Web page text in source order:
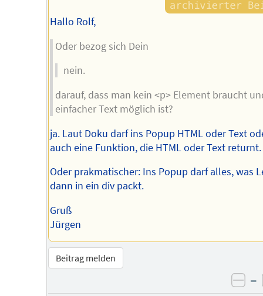
Hallo Rolf,
Oder bezog sich Dein
nein.
darauf, dass man kein <p> Element braucht
einfacher Text möglich ist?
ja. Laut Doku darf ins Popup HTML oder Text
auch eine Funktion, die HTML oder Text returnt.
Oder prakmatischer: Ins Popup darf alles, was
dann in ein div packt.
Gruß
Jürgen
Beitrag melden
–